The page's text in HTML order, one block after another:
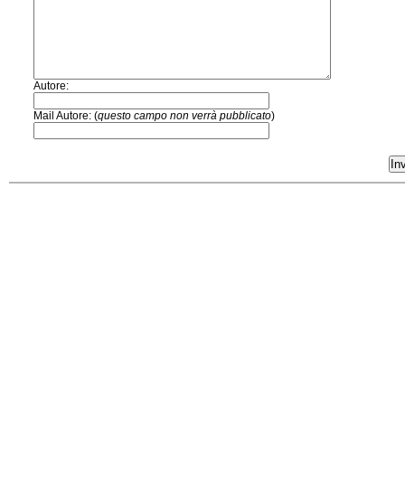
Autore:
Mail Autore: (questo campo non verrà pubblicato)